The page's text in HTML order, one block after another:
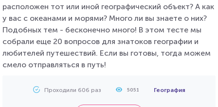
расположен тот или иной географический объект? А как
у вас с океанами и морями? Много ли вы знаете о них?
Подобных тем - бесконечно много! В этом тесте мы
собрали еще 20 вопросов для знатоков географии и
любителей путешествий. Если вы готовы, тогда можем
смело отправляться в путь!
Проходили 606 раз 5051 География